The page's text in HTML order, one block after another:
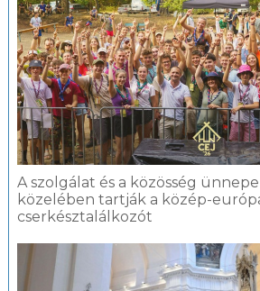
A szolgálat és a közösség
közelében tartják a közép-
cserkésztalálkozót